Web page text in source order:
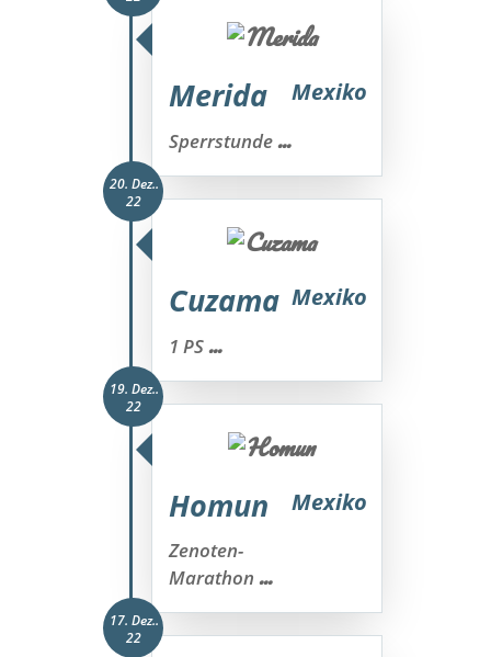
Merida Mexiko
Sperrstunde...
20. Dez..
22
Cuzama Mexiko
1 PS...
19. Dez..
22
Homun Mexiko
Zenoten-
Marathon...
17. Dez..
22